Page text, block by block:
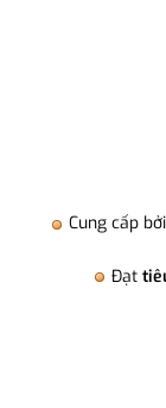
Cung cấp bởi
Đạt